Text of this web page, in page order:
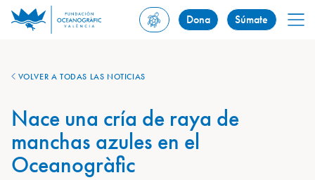
Dona Súmate
VOLVER A TODAS LAS NOTICIAS
Nace una cría de raya de
manchas azules en el
Oceanogràfic